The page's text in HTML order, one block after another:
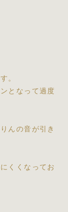
。
となって過度
んの音が引き
くくなってお